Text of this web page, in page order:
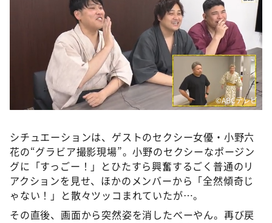
©️ABCテレビ
シチュエーションは、ゲストのセクシー女優・小野六
花の“グラビア撮影現場”。小野のセクシーなポージン
グに「すっごー！」とひたすら興奮するごく普通のリ
アクションを見せ、ほかのメンバーから「全然傾奇じ
ゃない！」と散々ツッコまれていたが…。
その直後、画面から突然姿を消したべーやん。再び戻